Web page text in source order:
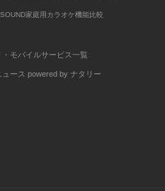
家庭用カラオケ機能比較
・モバイルサービス一覧
ュース powered by ナタリー